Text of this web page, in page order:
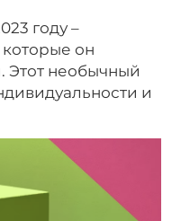
году –
он
Этот необычный
и